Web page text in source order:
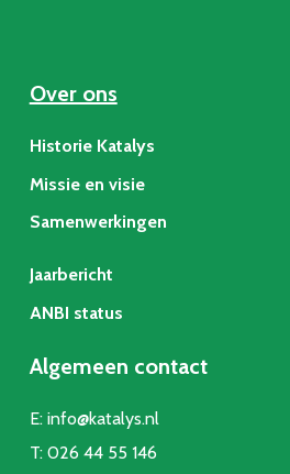
Nederland
Over ons
Historie Katalys
Missie en visie
Samenwerkingen
Jaarbericht
ANBI status
Algemeen contact
E: info@katalys.nl
T: 026 44 55 146